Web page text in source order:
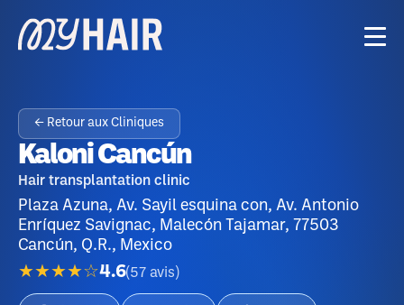
← Retour aux Cliniques
Kaloni Cancún
Hair transplantation clinic
Plaza Azuna, Av. Sayil esquina con, Av. Antonio
Enríquez Savignac, Malecón Tajamar, 77503
Cancún, Q.R., Mexico
★★★★☆4.6(57 avis )